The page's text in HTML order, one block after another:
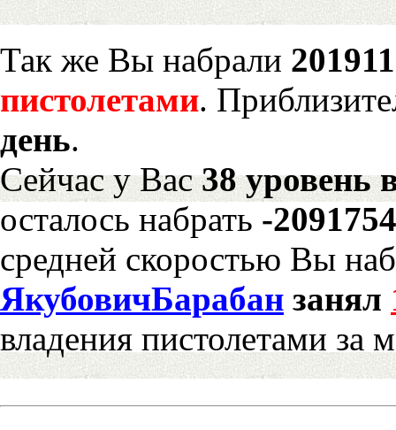
Так же Вы набрали
пистолетами.
день.
Сейчас у Вас38 уровень
осталось набрать -
средней скоростью Вы
ЯкубовичБарабан занял
владения пистолетами за